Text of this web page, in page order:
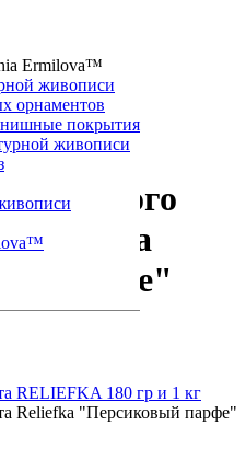
Ermilova™
живописи
орнаментов
покрытия
живописи
Reliefka
парфе"
RELIEFKA 180 гр и 1 кг
Reliefka "Персиковый парфе"